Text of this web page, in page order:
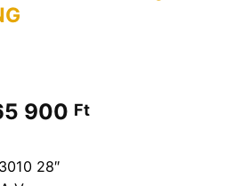
900 FtCurrent
28″